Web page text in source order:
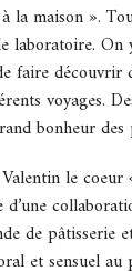
la maison ».
laboratoire. On
faire découvrir
voyages.
bonheur des
le coeur
de pâtisserie
et sensuel au